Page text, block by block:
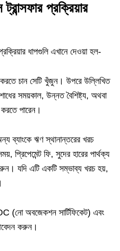
প্রক্রিয়ার
ধাপগুলি এখানে দেওয়া হল-
চান সেটি খুঁজুন। উপরে উল্লিখিত
সময়কাল, উন্নত বৈশিষ্ট্য, অথবা
পারেন।
ব্যাংকে ঋণ স্থানান্তরের খরচ
প্রিপেমেন্ট ফি, সুদের হারের পার্থক্য
যদি এটি একটি সম্ভাব্য খরচ হয়,
(নো অবজেকশন সার্টিফিকেট) এবং
করুন।